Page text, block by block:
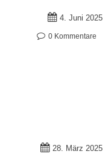
4. Juni 2025
0 Kommentare
28. März 2025